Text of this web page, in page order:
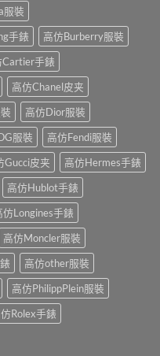
服裝
手錶
高仿Burberry服裝
Cartier手錶
高仿Chanel皮夹
高仿Dior服裝
服裝
高仿Fendi服裝
Gucci皮夹
高仿Hermes手錶
高仿Hublot手錶
仿Longines手錶
高仿Moncler服裝
高仿other服裝
高仿PhilippPlein服裝
Rolex手錶